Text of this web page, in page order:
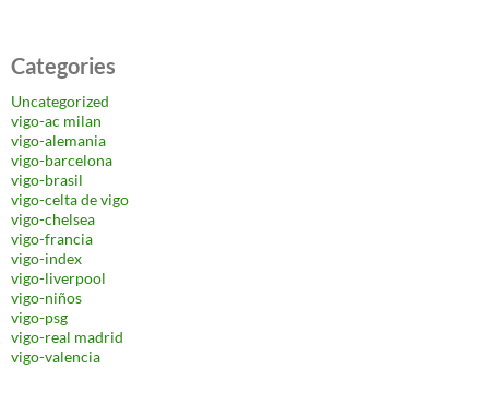
Categories
Uncategorized
vigo-ac milan
vigo-alemania
vigo-barcelona
vigo-brasil
vigo-celta de vigo
vigo-chelsea
vigo-francia
vigo-index
vigo-liverpool
vigo-niños
vigo-psg
vigo-real madrid
vigo-valencia